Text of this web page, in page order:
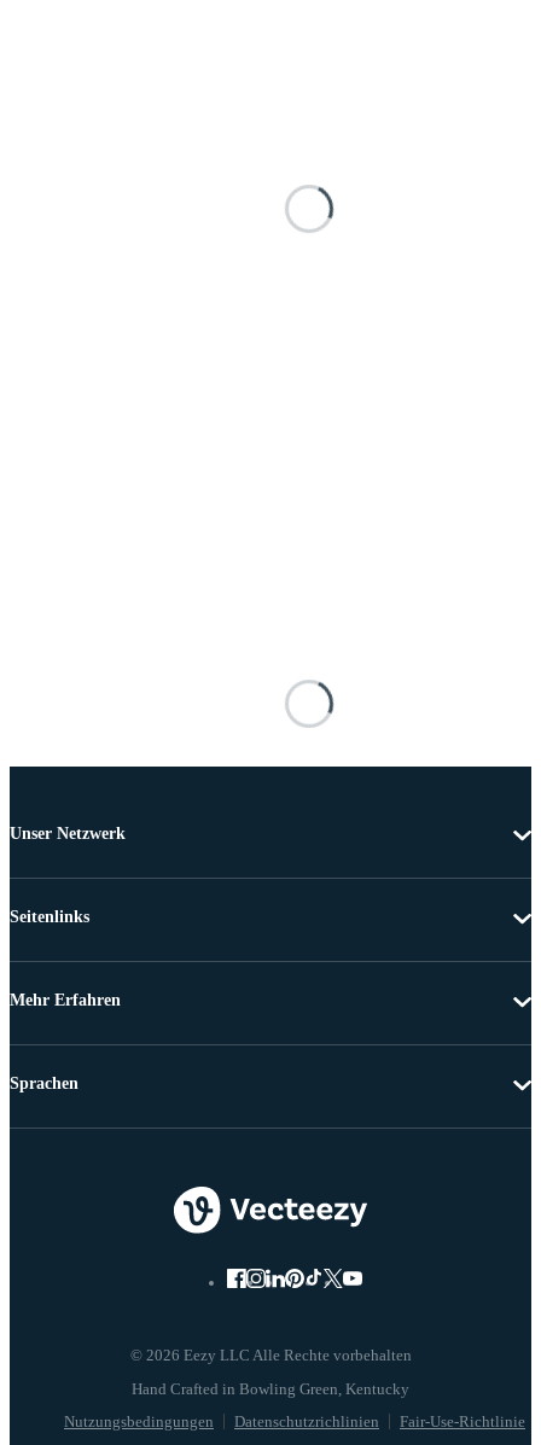
Unser Netzwerk
Seitenlinks
Mehr Erfahren
© 2026 Eezy LLC Alle Rechte vorbehalten
Nutzungsbedingungen Datenschutzrichlinien Fair-Use-Richtlinie
Sprachen